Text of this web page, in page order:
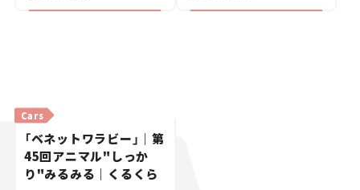
Cars
「ベネットワラビー」｜第
45回アニマル"しっか
り"みるみる｜くるくら